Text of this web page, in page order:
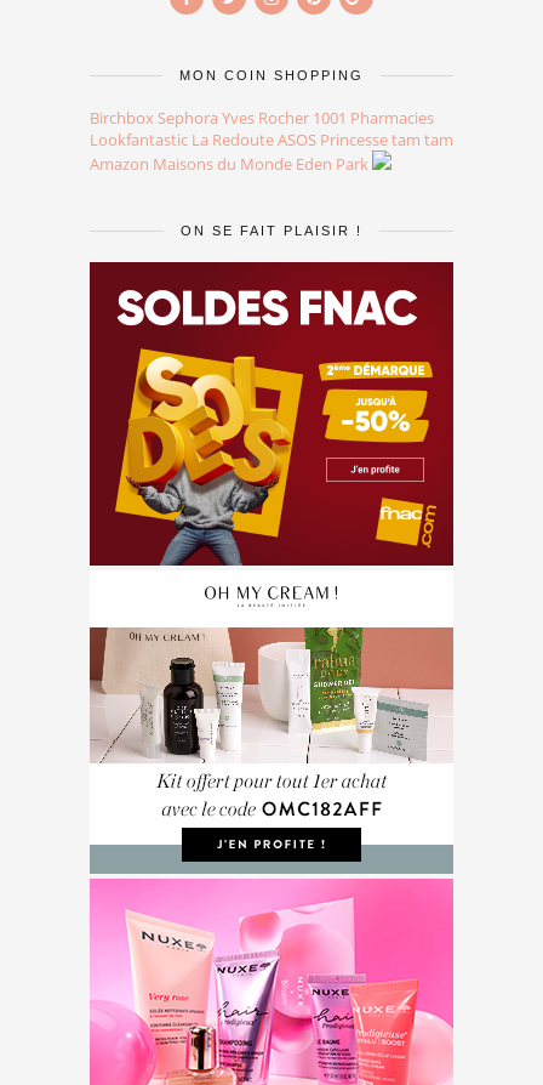
MON COIN SHOPPING
Birchbox Sephora Yves Rocher 1001 Pharmacies
Lookfantastic La RedouteASOS Princesse tam tam
Amazon Maisons du Monde Eden Park
ON SE FAIT PLAISIR !